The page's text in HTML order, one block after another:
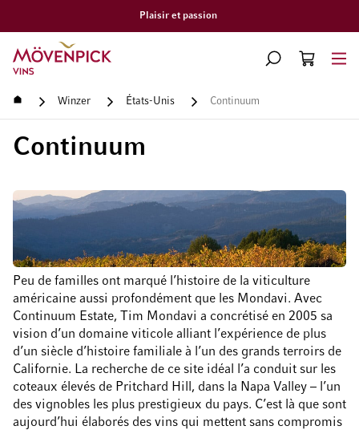
Livraison gratuite à partir de CHF 300.–
Aller à la page d'accueil
CHERCHERPANIER
Accueil Winzer États-Unis Continuum
Continuum
Peu de familles ont marqué l’histoire de la viticulture
américaine aussi profondément que les Mondavi. Avec
Continuum Estate, Tim Mondavi a concrétisé en 2005 sa
vision d’un domaine viticole alliant l’expérience de plus
d’un siècle d’histoire familiale à l’un des grands terroirs de
Californie. La recherche de ce site idéal l’a conduit sur les
coteaux élevés de Pritchard Hill, dans la Napa Valley – l’un
des vignobles les plus prestigieux du pays. C’est là que sont
aujourd’hui élaborés des vins qui mettent sans compromis